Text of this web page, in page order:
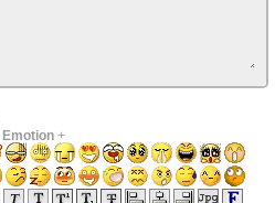
Emotion+